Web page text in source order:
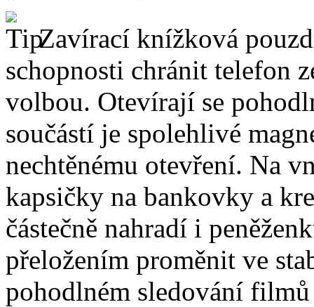
Zavírací knížková
schopnosti chránit telefon
volbou. Otevírají se
součástí je spolehlivé
nechtěnému otevření. Na
kapsičky na bankovky a
částečně nahradí i
přeložením proměnit ve
pohodlném sledování